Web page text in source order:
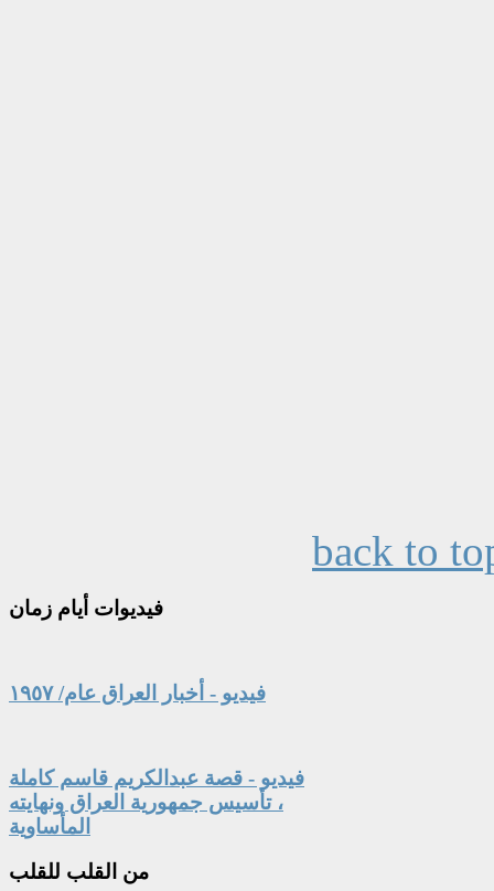
back to
فيديوات أيام زمان
فيديو - أخبار العراق عام/ ١٩٥٧
فيديو - قصة عبدالكريم قاسم كاملة
، تأسيس جمهورية العراق ونهايته
المأساوية
من القلب للقلب